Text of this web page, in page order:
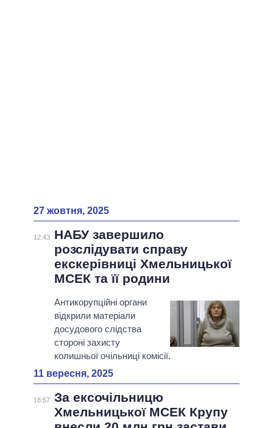
27 жовтня, 2025
12:43
НАБУ завершило
розслідувати справу
екскерівниці Хмельницької
МСЕК та її родини
Антикорупційні органи
відкрили матеріали
досудового слідства
стороні захисту
колишньої очільниці комісії.
11 вересня, 2025
18:57 За ексочільницю
Хмельницької МСЕК Крупу